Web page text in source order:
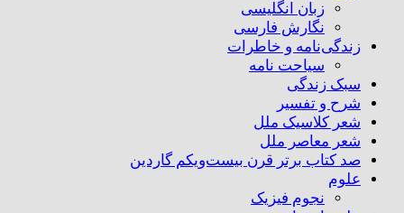
زبان انگلیسی
نگارش فارسی
زندگی‌نامه و خاطرات
سیاحت نامه
سبک زندگی
شرح و تفسیر
شعر کلاسیک ملل
شعر معاصر ملل
صد کتاب برتر قرن بیست‌و‌یکم گاردین
علوم
نجوم فیزیک